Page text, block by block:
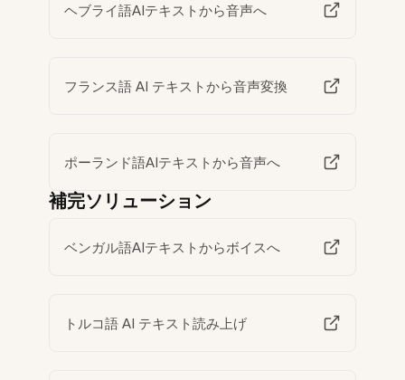
ヘブライ語AIテキストから音声へ
フランス語 AI テキストから音声変換
ポーランド語AIテキストから音声へ
補完ソリューション
ベンガル語AIテキストからボイスへ
トルコ語 AI テキスト読み上げ